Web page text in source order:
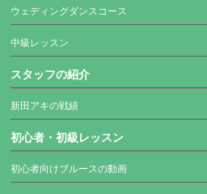
ウェディングダンスコース
中級レッスン
スタッフの紹介
新田アキの戦績
初心者・初級レッスン
初心者向けブルースの動画